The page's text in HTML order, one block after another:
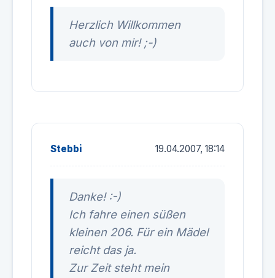
Herzlich Willkommen
auch von mir! ;-)
Stebbi 19.04.2007, 18:14
Danke! :-)
Ich fahre einen süßen
kleinen 206. Für ein Mädel
reicht das ja.
Zur Zeit steht mein